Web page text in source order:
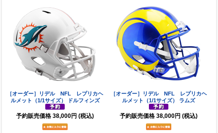
［オーダー］リデル NFL レプリカヘ
ルメット（1/1サイズ） ドルフィンズ
予約販売価格 38,000円 (税込)
［オーダー］リデル NFL レプリカヘ
ルメット（1/1サイズ） ラムズ
予約販売価格 38,000円 (税込)